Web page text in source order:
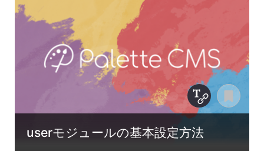
userモジュールの基本設定方法
Copy Title &